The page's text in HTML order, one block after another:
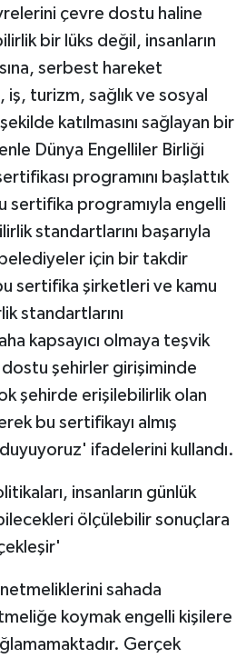
çevre dostu haline
bir lüks değil, insanların
serbest hareket
turizm, sağlık ve sosyal
katılmasını sağlayan bir
Dünya Engelliler Birliği
programını başlattık
sertifika programıyla engelli
standartlarını başarıyla
için bir takdir
sertifika şirketleri ve kamu
standartlarını
kapsayıcı olmaya teşvik
şehirler girişiminde
şehirde erişilebilirlik olan
bu sertifikayı almış
ifadelerini kullandı.
insanların günlük
ölçülebilir sonuçlara
sahada
koymak engelli kişilere
Gerçek